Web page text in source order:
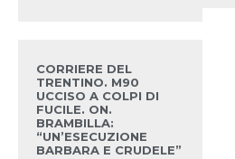
CORRIERE DEL
TRENTINO. M90
UCCISO A COLPI DI
FUCILE. ON.
BRAMBILLA:
“UN’ESECUZIONE
BARBARA E CRUDELE”